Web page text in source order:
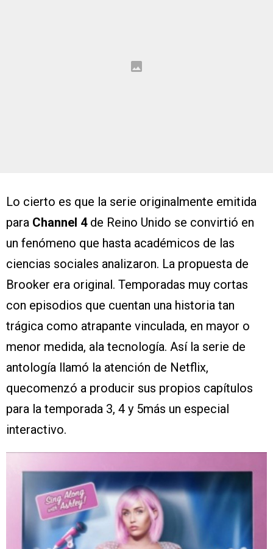
Lo cierto es que la serie originalmente emitida
para Channel 4de Reino Unido se convirtió en
un fenómeno que hasta académicos de las
ciencias sociales analizaron. La propuesta de
Brooker era original. Temporadas muy cortas
con episodios que cuentan una historia tan
trágica como atrapante vinculada, en mayor o
menor medida, ala tecnología. Así la serie de
antología llamó la atención de Netflix,
quecomenzó a producir sus propios capítulos
para la temporada 3, 4 y 5más un especial
interactivo.